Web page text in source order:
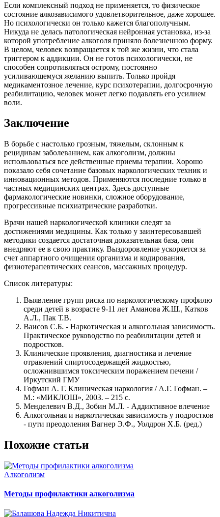
Если комплексный подход не применяется, то физическое
состояние алкозависимого удовлетворительное, даже хорошее.
Но психологически он только кажется благополучным.
Никуда не делась патологическая нейронная установка, из-за
которой употребление алкоголя приняло болезненною форму.
В целом, человек возвращается к той же жизни, что стала
триггером к аддикции. Он не готов психологически, не
способен сопротивляться острому, постоянно
усиливающемуся желанию выпить. Только пройдя
медикаментозное лечение, курс психотерапии, долгосрочную
реабилитацию, человек может легко подавлять его усилием
воли.
Заключение
В борьбе с настолько грозным, тяжелым, склонным к
рецидивам заболеванием, как алкоголизм, должны
использоваться все действенные приемы терапии. Хорошо
показало себя сочетание базовых наркологических техник и
инновационных методов. Применяются последние только в
частных медицинских центрах. Здесь доступные
фармакологические новинки, сложное оборудование,
прогрессивные психиатрические разработки.
Врачи нашей наркологической клиники следят за
достижениями медицины. Как только у заинтересовавшей
методики создается достаточная доказательная база, они
внедряют ее в свою практику. Выздоровление ускоряется за
счет аппартного очищения организма и кодирования,
физиотерапевтических сеансов, массажных процедур.
Список литературы:
Выявление групп риска по наркологическому профилю
среди детей в возрасте 9-11 лет Аманова Ж.Ш., Катков
А.Л., Пак Т.В.
Ваисов С.Б. - Наркотическая и алкогольная зависимость.
Практическое руководство по реабилитации детей и
подростков.
Клинические проявления, диагностика и лечение
отравлений спиртосодержащей жидкостью,
осложнившимся токсическим поражением печени /
Иркутский ГМУ
Гофман А. Г. Клиническая наркология / А.Г. Гофман. –
М.: «МИКЛОШ», 2003. – 215 с.
Менделевич В.Д., Зобин М.Л. - Аддиктивное влечение
Алкогольная и наркотическая зависимость у подростков
- пути преодоления Вагнер Э.Ф., Уолдрон X.Б. (ред.)
Похожие статьи
Алкоголизм
Методы профилактики алкоголизма